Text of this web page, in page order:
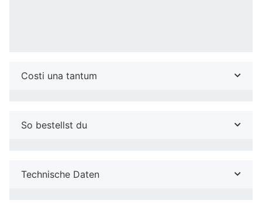
Costi una tantum
So bestellst du
Technische Daten